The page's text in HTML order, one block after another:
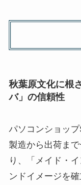
秋葉原文化に根
バ」の信頼性
パソコンショッ
製造から出荷ま
り、「メイド・
ンドイメージを確